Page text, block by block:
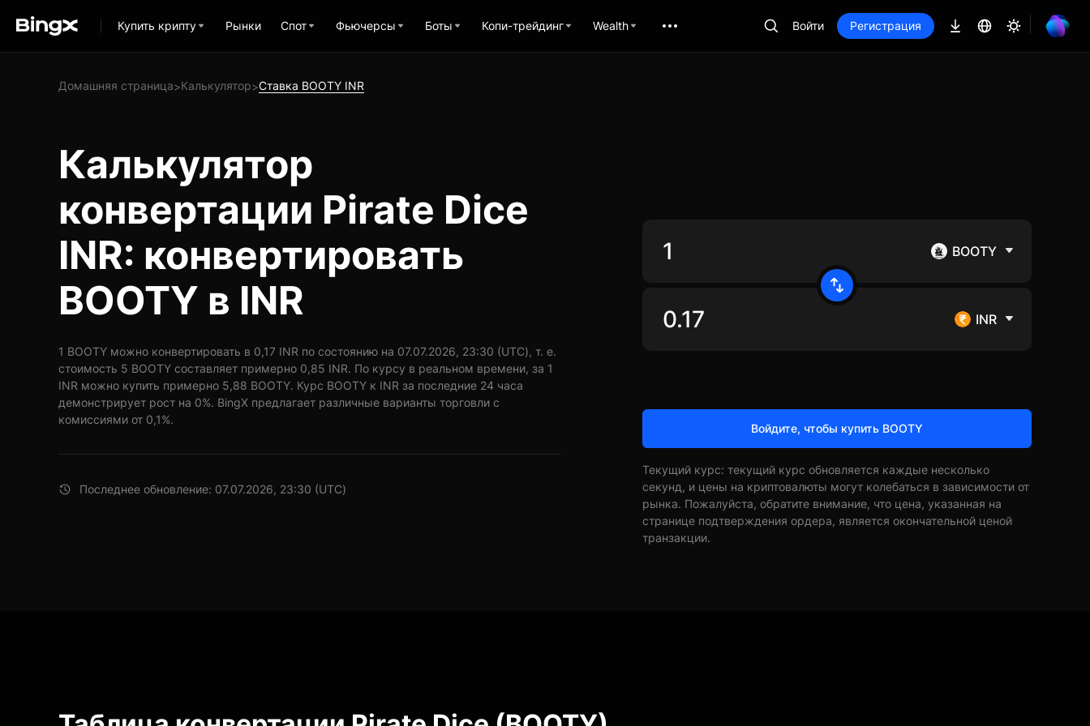
Купить крипту Рынки Спот Фьючерсы Боты Копи-трейдинг Wealth Войти Регистрация
Домашняя страница>Калькулятор>Ставка BOOTY INR
Калькулятор
конвертации Pirate Dice
INR: конвертировать
BOOTY в INR
1 BOOTY можно конвертировать в 0,17 INR по состоянию на 07.07.2026, 23:30 (UTC), т. е.
стоимость 5 BOOTY составляет примерно 0,85 INR. По курсу в реальном времени, за 1
INR можно купить примерно 5,88 BOOTY. Курс BOOTY к INR за последние 24 часа
демонстрирует рост на 0%. BingX предлагает различные варианты торговли с
комиссиями от 0,1%.
Последнее обновление: 07.07.2026, 23:30 (UTC)
BOOTY
INR
Войдите, чтобы купить BOOTY
Текущий курс: текущий курс обновляется каждые несколько
секунд, и цены на криптовалюты могут колебаться в зависимости от
рынка. Пожалуйста, обратите внимание, что цена, указанная на
странице подтверждения ордера, является окончательной ценой
транзакции.